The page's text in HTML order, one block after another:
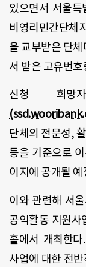
있으면서 서울특
비영리민간단체
을 교부받은 단
서 받은 고유번
신청 희망
단체의 전문성,
등을 기준으로
이지에 공개될 예
이와 관련해 서
공익활동 지원사
홀에서 개최한
사업에 대한 전